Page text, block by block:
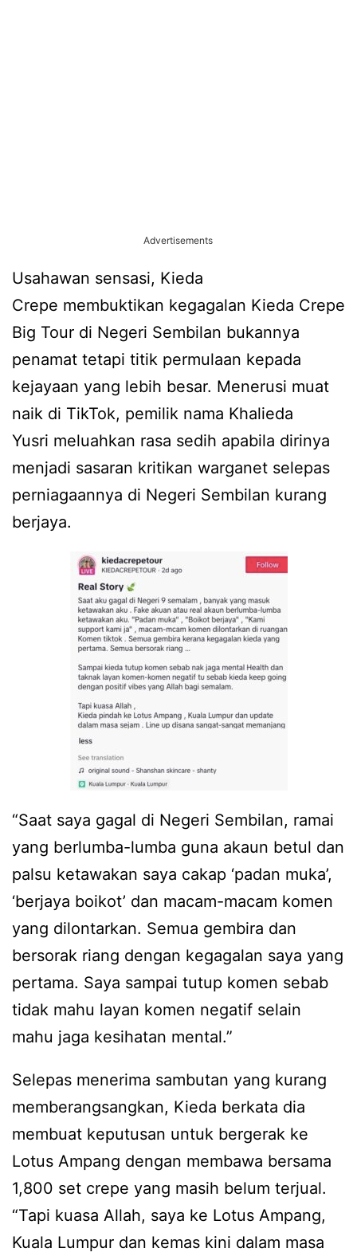
Advertisements
Usahawan sensasi, Kieda
Crepe membuktikan kegagalan Kieda Crepe
Big Tour di Negeri Sembilan bukannya
penamat tetapi titik permulaan kepada
kejayaan yang lebih besar. Menerusi muat
naik di TikTok, pemilik nama Khalieda
Yusri meluahkan rasa sedih apabila dirinya
menjadi sasaran kritikan warganet selepas
perniagaannya di Negeri Sembilan kurang
berjaya.
“Saat saya gagal di Negeri Sembilan, ramai
yang berlumba-lumba guna akaun betul dan
palsu ketawakan saya cakap ‘padan muka’,
‘berjaya boikot’ dan macam-macam komen
yang dilontarkan. Semua gembira dan
bersorak riang dengan kegagalan saya yang
pertama. Saya sampai tutup komen sebab
tidak mahu layan komen negatif selain
mahu jaga kesihatan mental.”
Selepas menerima sambutan yang kurang
memberangsangkan, Kieda berkata dia
membuat keputusan untuk bergerak ke
Lotus Ampang dengan membawa bersama
1,800 set crepe yang masih belum terjual.
“Tapi kuasa Allah, saya ke Lotus Ampang,
Kuala Lumpur dan kemas kini dalam masa